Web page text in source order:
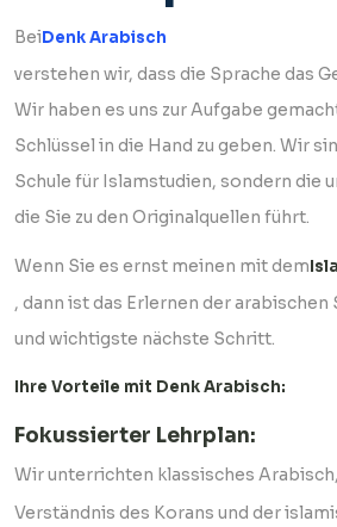
BeiDenk Arabisch
verstehen wir, dass die Sprache das
Wir haben es uns zur Aufgabe
Schlüssel in die Hand zu geben. Wir
Schule für Islamstudien, sondern die
die Sie zu den Originalquellen führt.
Wenn Sie es ernst meinen mit dem
, dann ist das Erlernen der
und wichtigste nächste Schritt.
Ihre Vorteile mit Denk Arabisch:
Fokussierter Lehrplan:
Wir unterrichten klassisches
Verständnis des Korans und der